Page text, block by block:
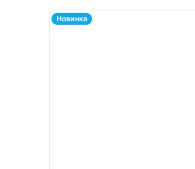
Новинка